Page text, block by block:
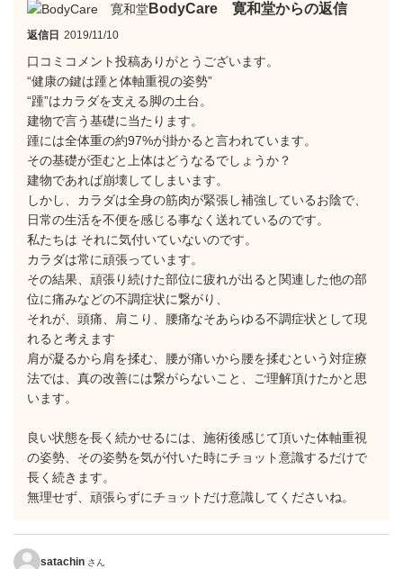
BodyCare 寛和堂からの返信
返信日 2019/11/10
口コミコメント投稿ありがとうございます。
“健康の鍵は踵と体軸重視の姿勢”
“踵”はカラダを支える脚の土台。
建物で言う基礎に当たります。
踵には全体重の約97%が掛かると言われています。
その基礎が歪むと上体はどうなるでしょうか？
建物であれば崩壊してしまいます。
しかし、カラダは全身の筋肉が緊張し補強しているお陰で、
日常の生活を不便を感じる事なく送れているのです。
私たちは それに気付いていないのです。
カラダは常に頑張っています。
その結果、頑張り続けた部位に疲れが出ると関連した他の部
位に痛みなどの不調症状に繋がり、
それが、頭痛、肩こり、腰痛なそあらゆる不調症状として現
れると考えます
肩が凝るから肩を揉む、腰が痛いから腰を揉むという対症療
法では、真の改善には繋がらないこと、ご理解頂けたかと思
います。
良い状態を長く続かせるには、施術後感じて頂いた体軸重視
の姿勢、その姿勢を気が付いた時にチョット意識するだけで
長く続きます。
無理せず、頑張らずにチョットだけ意識してくださいね。
satachin さん